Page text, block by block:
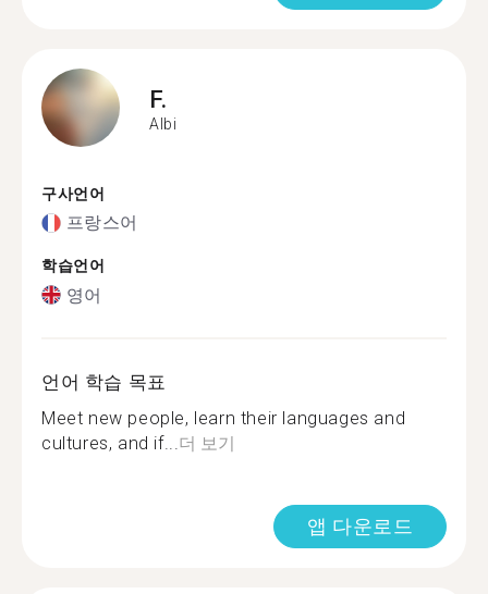
F.
Albi
구사언어
프랑스어
학습언어
영어
언어 학습 목표
Meet new people, learn their languages ​​and
cultures, and if... 더 보기
앱 다운로드